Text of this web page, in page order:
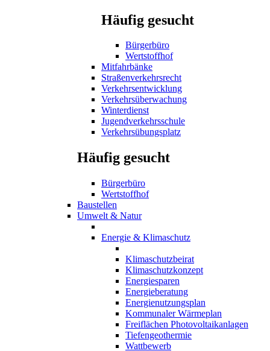
Häufig gesucht
Bürgerbüro
Wertstoffhof
Mitfahrbänke
Straßenverkehrsrecht
Verkehrsentwicklung
Verkehrsüberwachung
Winterdienst
Jugendverkehrsschule
Verkehrsübungsplatz
Häufig gesucht
Bürgerbüro
Wertstoffhof
Baustellen
Umwelt & Natur
Energie & Klimaschutz
Klimaschutzbeirat
Klimaschutzkonzept
Energiesparen
Energieberatung
Energienutzungsplan
Kommunaler Wärmeplan
Freiflächen Photovoltaikanlagen
Tiefengeothermie
Wattbewerb